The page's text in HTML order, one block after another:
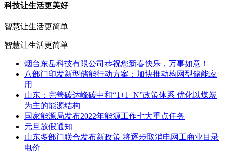
科技让生活更美好
智慧让生活更简单
智慧让生活更简单
烟台东岳科技有限公司恭祝您新春快乐，万事如意！
八部门印发新型储能行动方案：加快推动构网型储能应
用
山东：完善碳达峰碳中和“1+1+N”政策体系 优化以煤炭
为主的能源结构
国家能源局发布2022年能源工作七大重点任务
元旦放假通知
山东多部门联合发布新政策 将逐步取消电网工商业目录
电价